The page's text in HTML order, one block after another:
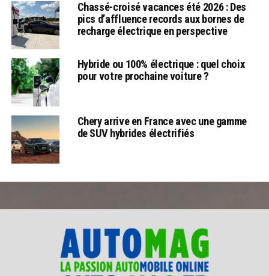
Chassé-croisé vacances été 2026 : Des
pics d’affluence records aux bornes de
recharge électrique en perspective
Hybride ou 100% électrique : quel choix
pour votre prochaine voiture ?
Chery arrive en France avec une gamme
de SUV hybrides électrifiés